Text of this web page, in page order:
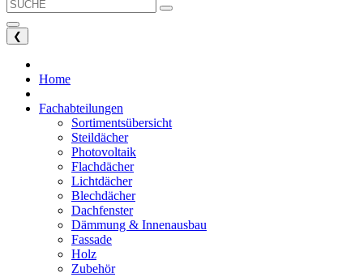
❮
Home
Fachabteilungen
Sortimentsübersicht
Steildächer
Photovoltaik
Flachdächer
Lichtdächer
Blechdächer
Dachfenster
Dämmung & Innenausbau
Fassade
Holz
Zubehör